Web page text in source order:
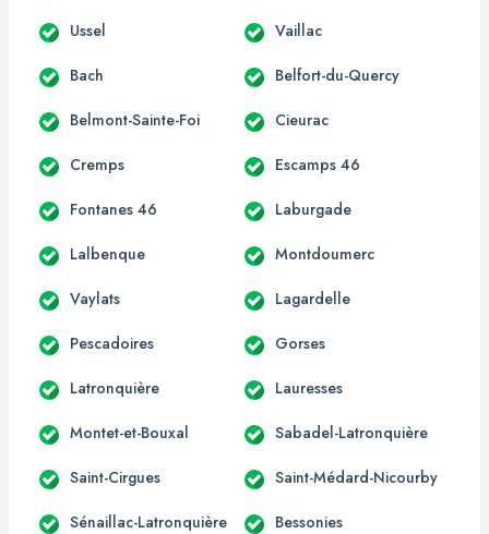
Ussel Vaillac
Bach Belfort-du-Quercy
Belmont-Sainte-Foi Cieurac
Cremps Escamps 46
Fontanes 46 Laburgade
Lalbenque Montdoumerc
Vaylats Lagardelle
Pescadoires Gorses
Latronquière Lauresses
Montet-et-Bouxal Sabadel-Latronquière
Saint-Cirgues Saint-Médard-Nicourby
Sénaillac-Latronquière Bessonies